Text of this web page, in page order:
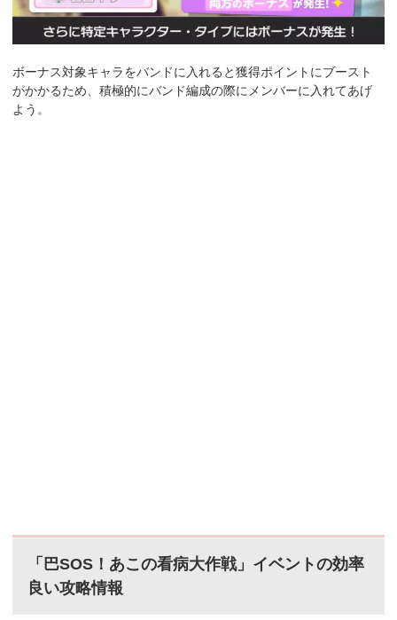
ボーナス対象キャラをバンドに入れると獲得ポイントにブースト
がかかるため、積極的にバンド編成の際にメンバーに入れてあげ
よう。
「巴SOS！あこの看病大作戦」イベントの効率
良い攻略情報